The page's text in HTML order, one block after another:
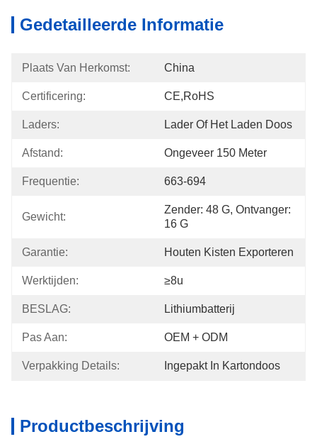
Gedetailleerde Informatie
Plaats Van Herkomst: China
Certificering: CE,RoHS
Laders: Lader Of Het Laden Doos
Afstand: Ongeveer 150 Meter
Frequentie: 663-694
Gewicht:
Zender: 48 G, Ontvanger:
16 G
Garantie: Houten Kisten Exporteren
Werktijden: ≥8u
BESLAG: Lithiumbatterij
Pas Aan: OEM + ODM
Verpakking Details: Ingepakt In Kartondoos
Productbeschrijving